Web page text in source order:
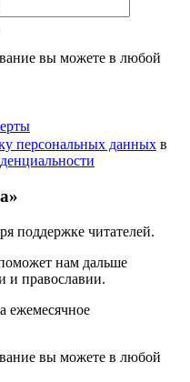
вы можете в любой
персональных данных в
поддержке читателей.
нам дальше
и православии.
ежемесячное
вы можете в любой